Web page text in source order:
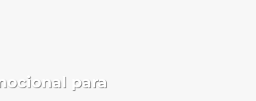
para